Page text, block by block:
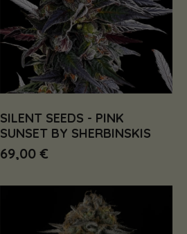
SILENT SEEDS - PINK
SUNSET BY SHERBINSKIS
69,00 €